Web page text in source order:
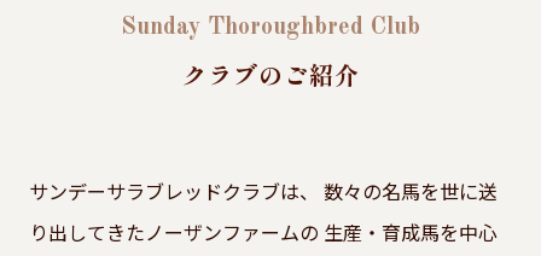
Sunday Thoroughbred Club
クラブのご紹介
サンデーサラブレッドクラブは、
数々の名馬を世に送
り出してきたノーザンファームの 生産・育成馬を中心